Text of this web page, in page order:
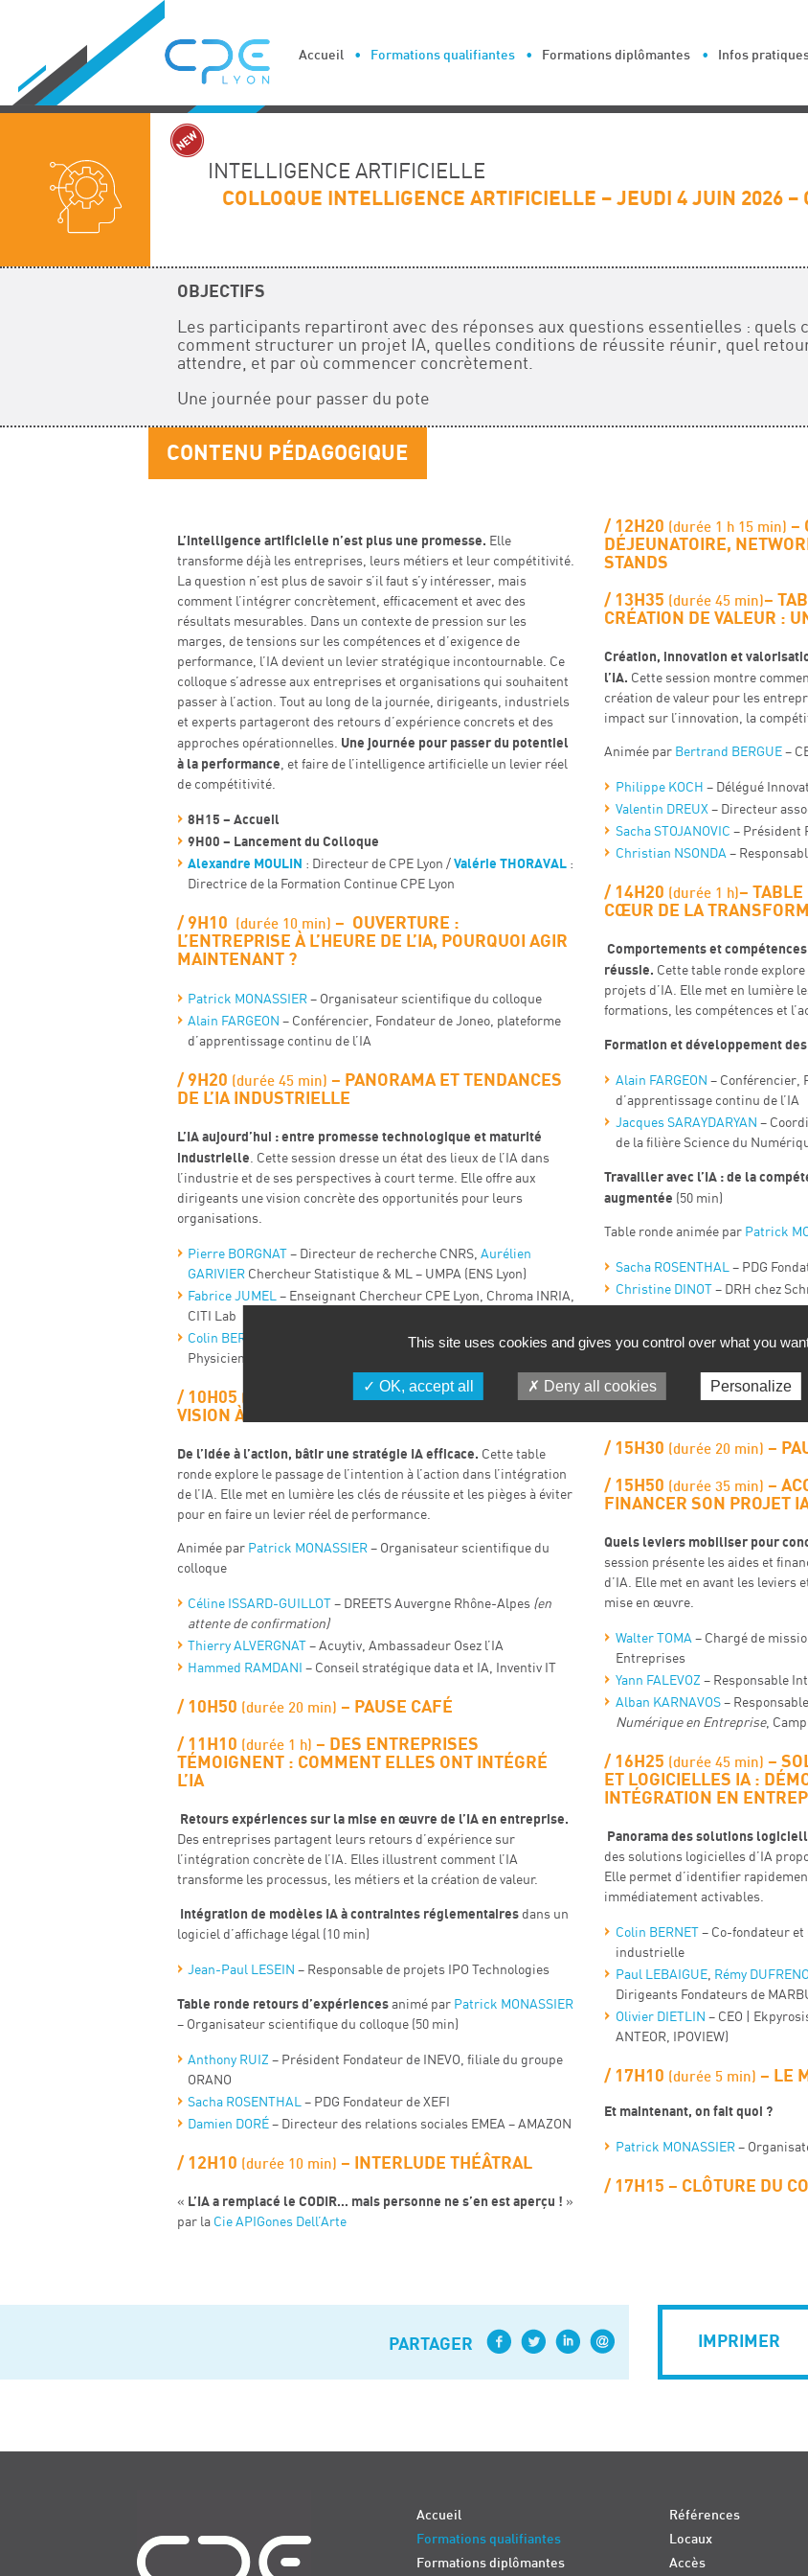
Accueil Formations qualifiantes Formations diplômantes Infos
INTELLIGENCE ARTIFICIELLE
COLLOQUE INTELLIGENCE ARTIFICIELLE – JEUDI 4 JUIN 2026 –
OBJECTIFS
Les participants repartiront avec des réponses aux questions essentielles : quels
comment structurer un projet IA, quelles conditions de réussite réunir, quel
attendre, et par où commencer concrètement.
Une journée pour passer du pote
CONTENU PÉDAGOGIQUE
L’intelligence artificielle n’est plus une promesse. Elle
transforme déjà les entreprises, leurs métiers et leur compétitivité.
La question n’est plus de savoir s’il faut s’y intéresser, mais
comment l’intégrer concrètement, efficacement et avec des
résultats mesurables. Dans un contexte de pression sur les
marges, de tensions sur les compétences et d’exigence de
performance, l’IA devient un levier stratégique incontournable. Ce
colloque s’adresse aux entreprises et organisations qui souhaitent
passer à l’action. Tout au long de la journée, dirigeants, industriels
et experts partageront des retours d’expérience concrets et des
approches opérationnelles. Une journée pour passer du potentiel
à la performance, et faire de l’intelligence artificielle un levier réel
de compétitivité.
8H15 – Accueil
9H00 – Lancement du Colloque
Alexandre MOULIN : Directeur de CPE Lyon /Valérie THORAVAL :
Directrice de la Formation Continue CPE Lyon
9H10 (durée 10 min)
– OUVERTURE :
L’ENTREPRISE À L’HEURE DE L’IA, POURQUOI AGIR
MAINTENANT ?
Patrick MONASSIER – Organisateur scientifique du colloque
Alain FARGEON – Conférencier, Fondateur de Joneo, plateforme
d’apprentissage continu de l’IA
9H20 (durée 45 min)
– PANORAMA ET TENDANCES
DE L’IA INDUSTRIELLE
L’IA aujourd’hui : entre promesse technologique et maturité
industrielle. Cette session dresse un état des lieux de l’IA dans
l’industrie et de ses perspectives à court terme. Elle offre aux
dirigeants une vision concrète des opportunités pour leurs
organisations.
Pierre BORGNAT – Directeur de recherche CNRS​,Aurélien
GARIVIER Chercheur Statistique & ML – UMPA (ENS Lyon)
Fabrice JUMEL – Enseignant Chercheur CPE Lyon, Chroma INRIA,
CITI Lab
Colin BERNET
– Co-fondateur et CTO de ARAÏKO – Docteur
Physicien des Particules et Expert data science et IA
10H05 – TABLE RONDE :DE LA
VISION À LA FEUILLE DE ROUTE
De l’idée à l’action, bâtir une stratégie IA efficace. Cette table
ronde explore le passage de l’intention à l’action dans l’intégration
de l’IA. Elle met en lumière les clés de réussite et les pièges à éviter
pour en faire un levier réel de performance.
Animée par Patrick MONASSIER– Organisateur scientifique du
colloque
Céline ISSARD-GUILLOT – DREETS Auvergne Rhône-Alpes (en
attente de confirmation)
​Thierry ALVERGNAT –Acuytiv, Ambassadeur Osez l’IA
Hammed RAMDANI
– Conseil stratégique data et IA, Inventiv IT
10H50 (durée 20 min) – PAUSE CAFÉ
11H10 (durée 1 h) – DES ENTREPRISES
TÉMOIGNENT : COMMENT ELLES ONT INTÉGRÉ
L’IA
​ Retours expériences sur la mise en œuvre de l’IA en entreprise.
Des entreprises partagent leurs retours d’expérience sur
l’intégration concrète de l’IA. Elles illustrent comment l’IA
transforme les processus, les métiers et la création de valeur.
​ Intégration de modèles IA à contraintes réglementaires dans un
logiciel d’affichage légal (10 min)
Jean-Paul LESEIN – Responsable de projets IPO Technologies
Table ronde retours d’expériencesanimé par Patrick MONASSIER
– Organisateur scientifique du colloque (50 min)
Anthony RUIZ – Président Fondateur de INEVO, filiale du groupe
ORANO
Sacha ROSENTHAL
– PDG Fondateur de XEFI
Damien DORÉ – Directeur des relations sociales EMEA – AMAZON
12H10 (durée 10 min) – INTERLUDE THÉÂTRAL
« L’IA a remplacé le CODIR… mais personne ne s’en est aperçu ! »
par la Cie APIGones Dell’Arte
12H20 (durée 1 h 15 min)
–
DÉJEUNATOIRE,
STANDS
13H35 (durée 45 min) –
CRÉATION DE VALEUR :
Création, innovation et
l’IA. Cette session montre
création de valeur pour les
impact sur l’innovation, la
Animée par Bertrand BERGUE–
Philippe KOCH – Délégué
Valentin DREUX– Directeur
Sacha STOJANOVIC – Président
Christian NSONDA–
14H20 (durée 1 h) – TABLE
CŒUR DE LA
Comportements et
réussie. Cette table ronde
projets d’IA. Elle met en lumière
formations, les compétences et
Formation et développement
Alain FARGEON – Conférencier,
d’apprentissage continu de l’IA
Jacques SARAYDARYAN –
de la filière Science du
Travailler avec l’IA : de la
augmentée (50 min)
Table ronde animée par Patrick
Sacha ROSENTHAL– PDG
Christine DINOT– DRH chez
15H20(durée 10 min)–
«Quand le stagiaire ChatGPT
15H30 (durée 20 min) –
15H50 (durée 35 min) –
FINANCER SON PROJET
Quels leviers mobiliser pour
session présente les aides et
d’IA. Elle met en avant les leviers
mise en œuvre.
Walter TOMA – Chargé de
Entreprises
Yann FALEVOZ – Responsable
​Alban KARNAVOS–
Numérique en Entreprise,
16H25 (durée 45 min) –
ET LOGICIELLES IA :
INTÉGRATION EN
Panorama des solutions
des solutions logicielles d’IA
Elle permet d’identifier
immédiatement activables.
Colin BERNET– Co-fondateur et
industrielle
Paul LEBAIGUE, Rémy
Dirigeants Fondateurs de
Olivier DIETLIN – CEO |
ANTEOR, IPOVIEW)
17H10 (durée 5 min) – LE
Et maintenant, on fait quoi ?
Patrick MONASSIER–
17H15 – CLÔTURE DU
PARTAGER IMPRIMER
Accueil
Formations qualifiantes
Formations diplômantes
Références
Locaux
Accès
Cookies management panel
This site uses cookies and gives you control over what you
OK, accept all Deny all cookies Personalize